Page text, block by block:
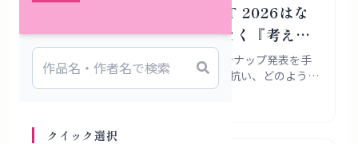
クイック選択
KYOTO EXPERIMENT 2026はな
ぜ『作品の見本市』ではなく『考える
場所』であろうとするのか
KYOTO EXPERIMENT 2026の全ラインナップ発表を手
がかりに、国際舞台芸術祭がいま何に抗い、どのように
関西に根を張ろうとしているのかを、歴史・資金環境・